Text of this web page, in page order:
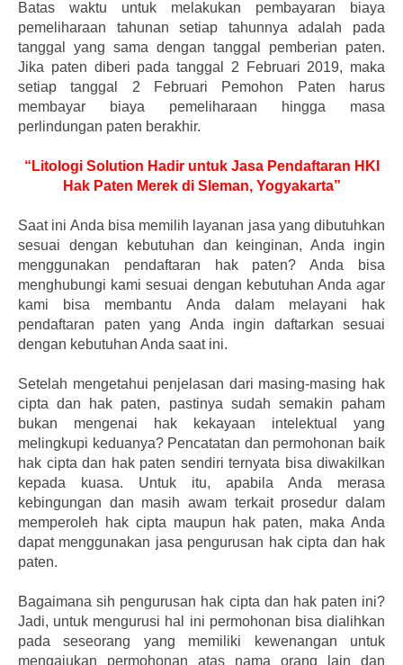
Batas waktu untuk melakukan pembayaran biaya
pemeliharaan tahunan setiap tahunnya adalah pada
tanggal yang sama dengan tanggal pemberian paten.
Jika paten diberi pada tanggal 2 Februari 2019, maka
setiap tanggal 2 Februari Pemohon Paten harus
membayar biaya pemeliharaan hingga masa
perlindungan paten berakhir.
“Litologi Solution Hadir untuk Jasa Pendaftaran HKI
Hak Paten Merek di Sleman, Yogyakarta”
Saat ini Anda bisa memilih layanan jasa yang dibutuhkan
sesuai dengan kebutuhan dan keinginan, Anda ingin
menggunakan pendaftaran hak paten? Anda bisa
menghubungi kami sesuai dengan kebutuhan Anda agar
kami bisa membantu Anda dalam melayani hak
pendaftaran paten yang Anda ingin daftarkan sesuai
dengan kebutuhan Anda saat ini.
Setelah mengetahui penjelasan dari masing-masing hak
cipta dan hak paten, pastinya sudah semakin paham
bukan mengenai hak kekayaan intelektual yang
melingkupi keduanya? Pencatatan dan permohonan baik
hak cipta dan hak paten sendiri ternyata bisa diwakilkan
kepada kuasa. Untuk itu, apabila Anda merasa
kebingungan dan masih awam terkait prosedur dalam
memperoleh hak cipta maupun hak paten, maka Anda
dapat menggunakan jasa pengurusan hak cipta dan hak
paten.
Bagaimana sih pengurusan hak cipta dan hak paten ini?
Jadi, untuk mengurusi hal ini permohonan bisa dialihkan
pada seseorang yang memiliki kewenangan untuk
mengajukan permohonan atas nama orang lain dan